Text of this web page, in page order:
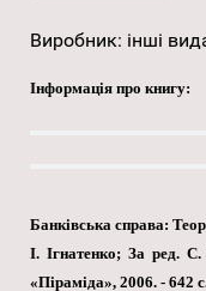
Виробник: інші
Інформація про книгу:
Банківська справа:
І. Ігнатенко; За ред.
«Піраміда», 2006. - 642